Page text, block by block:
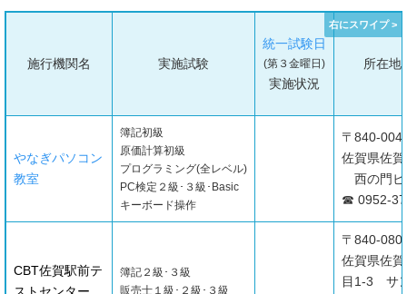
施行機関名 実施試験
統一試験日
(第３金曜日)
実施状況
所在地
やなぎパソコン
教室
簿記初級
原価計算初級
プログラミング(全レベル)
PC検定２級･３級･Basic
キーボード操作
〒840-
佐賀県佐
西の門ビ
☎ 0952-
CBT佐賀駅前テ
簿記２級･３級
販売士１級･２級･３級
〒840-
佐賀県佐
目1-3 サ